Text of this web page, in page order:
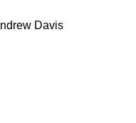
Davis